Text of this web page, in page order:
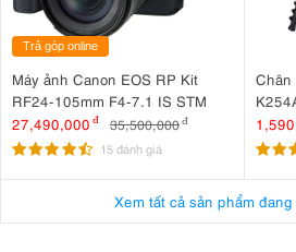
Trả góp online
Máy ảnh Canon EOS RP Kit
RF24-105mm F4-7.1 IS STM
27,490,000 đ 35,500,000đ
15 đánh giá
Chân
Xem tất cả sản phẩm